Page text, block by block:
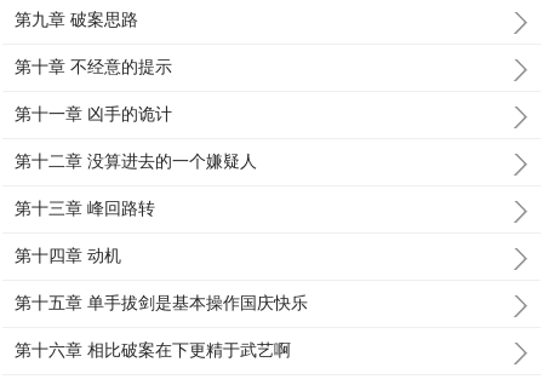
第九章 破案思路
第十章 不经意的提示
第十一章 凶手的诡计
第十二章 没算进去的一个嫌疑人
第十三章 峰回路转
第十四章 动机
第十五章 单手拔剑是基本操作国庆快乐
第十六章 相比破案在下更精于武艺啊